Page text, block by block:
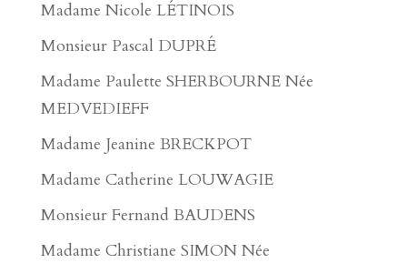
Madame Nicole LÉTINOIS
Monsieur Pascal DUPRÉ
Madame Paulette SHERBOURNE Née
MEDVEDIEFF
Madame Jeanine BRECKPOT
Madame Catherine LOUWAGIE
Monsieur Fernand BAUDENS
Madame Christiane SIMON Née